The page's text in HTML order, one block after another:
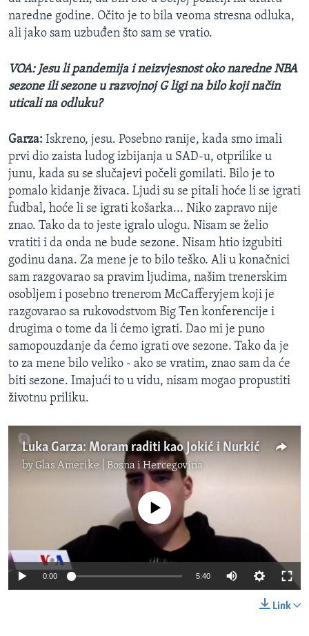
naredne godine. Očito je to bila veoma stresna odluka,
ali jako sam uzbuđen što sam se vratio.
VOA: Jesu li pandemija i neizvjesnost oko naredne NBA
sezone ili sezone u razvojnoj G ligi na bilo koji način
uticali na odluku?
Garza: Iskreno, jesu. Posebno ranije, kada smo imali
prvi dio zaista ludog izbijanja u SAD-u, otprilike u
junu, kada su se slučajevi počeli gomilati. Bilo je to
pomalo kidanje živaca. Ljudi su se pitali hoće li se igrati
fudbal, hoće li se igrati košarka... Niko zapravo nije
znao. Tako da to jeste igralo ulogu. Nisam se želio
vratiti i da onda ne bude sezone. Nisam htio izgubiti
godinu dana. Za mene je to bilo teško. Ali u konačnici
sam razgovarao sa pravim ljudima, našim trenerskim
osobljem i posebno trenerom McCafferyjem koji je
razgovarao sa rukovodstvom Big Ten konferencije i
drugima o tome da li ćemo igrati. Dao mi je puno
samopouzdanje da ćemo igrati ove sezone. Tako da je
to za mene bilo veliko - ako se vratim, znao sam da će
biti sezone. Imajući to u vidu, nisam mogao propustiti
životnu priliku.
Luka Garza: Moram raditi kao Jokić i Nurkić
by Glas Amerike | Bosna i Hercegovina
No media source currently available
0:00 5:40
Link